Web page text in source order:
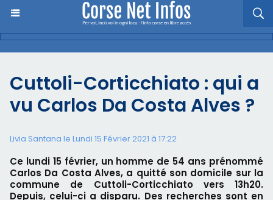
Cuttoli-Corticchiato : qui a
vu Carlos Da Costa Alves ?
Livia Santana le Lundi 15 Février 2021 à 17:22
Ce lundi 15 février, un homme de 54 ans prénommé
Carlos Da Costa Alves, a quitté son domicile sur la
commune de Cuttoli-Corticchiato vers 13h20.
Depuis, celui-ci a disparu. Des recherches sont en